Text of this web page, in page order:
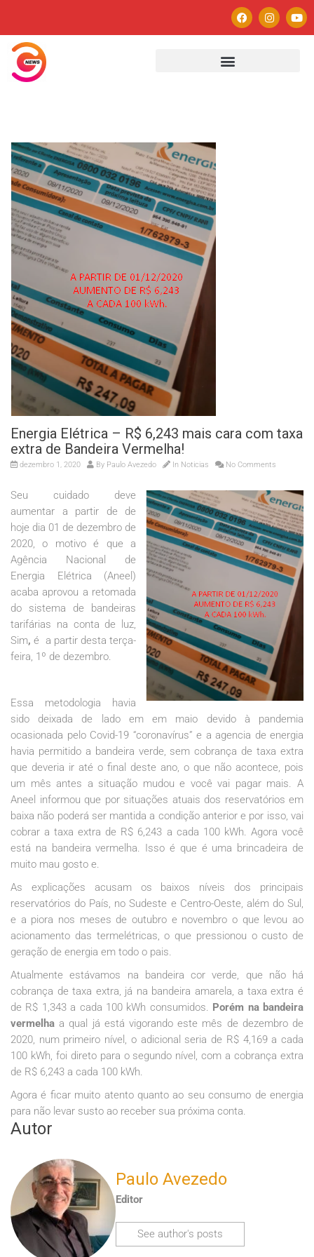
Energia Elétrica – R$ 6,243 mais cara com taxa
extra de Bandeira Vermelha!
dezembro 1, 2020 By Paulo Avezedo In Noticias No Comments
Seu cuidado deve
aumentar a partir de de
hoje dia 01 de dezembro de
2020, o motivo é que a
Agência Nacional de
Energia Elétrica (Aneel)
acaba aprovou a retomada
do sistema de bandeiras
tarifárias na conta de luz,
Sim,é a partir desta terça-
feira, 1º de dezembro.
Essa metodologia havia
sido deixada de lado em em maio devido à pandemia
ocasionada pelo Covid-19 “coronavírus” e a agencia de energia
havia permitido a bandeira verde, sem cobrança de taxa extra
que deveria ir até o final deste ano, o que não acontece, pois
um mês antes a situação mudou e você vai pagar mais. A
Aneel informou que por situações atuais dos reservatórios em
baixa não poderá ser mantida a condição anterior e por isso, vai
cobrar a taxa extra de R$ 6,243 a cada 100 kWh. Agora você
está na bandeira vermelha. Isso é que é uma brincadeira de
muito mau gosto e.
As explicações acusam os baixos níveis dos principais
reservatórios do País, no Sudeste e Centro-Oeste, além do Sul,
e a piora nos meses de outubro e novembro o que levou ao
acionamento das termelétricas, o que pressionou o custo de
geração de energia em todo o pais.
Atualmente estávamos na bandeira cor verde, que não há
cobrança de taxa extra, já na bandeira amarela, a taxa extra é
de R$ 1,343 a cada 100 kWh consumidos. Porém na bandeira
vermelha a qual já está vigorando este mês de dezembro de
2020, num primeiro nível, o adicional seria de R$ 4,169 a cada
100 kWh, foi direto para o segundo nível, com a cobrança extra
de R$ 6,243 a cada 100 kWh.
Agora é ficar muito atento quanto ao seu consumo de energia
para não levar susto ao receber sua próxima conta.
Autor
Paulo Avezedo
Editor
See author's posts